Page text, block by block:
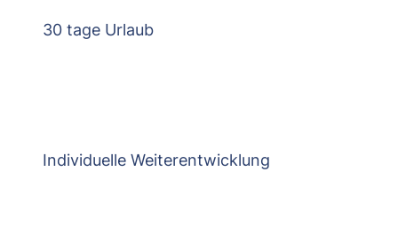
30 tage Urlaub
Individuelle Weiterentwicklung